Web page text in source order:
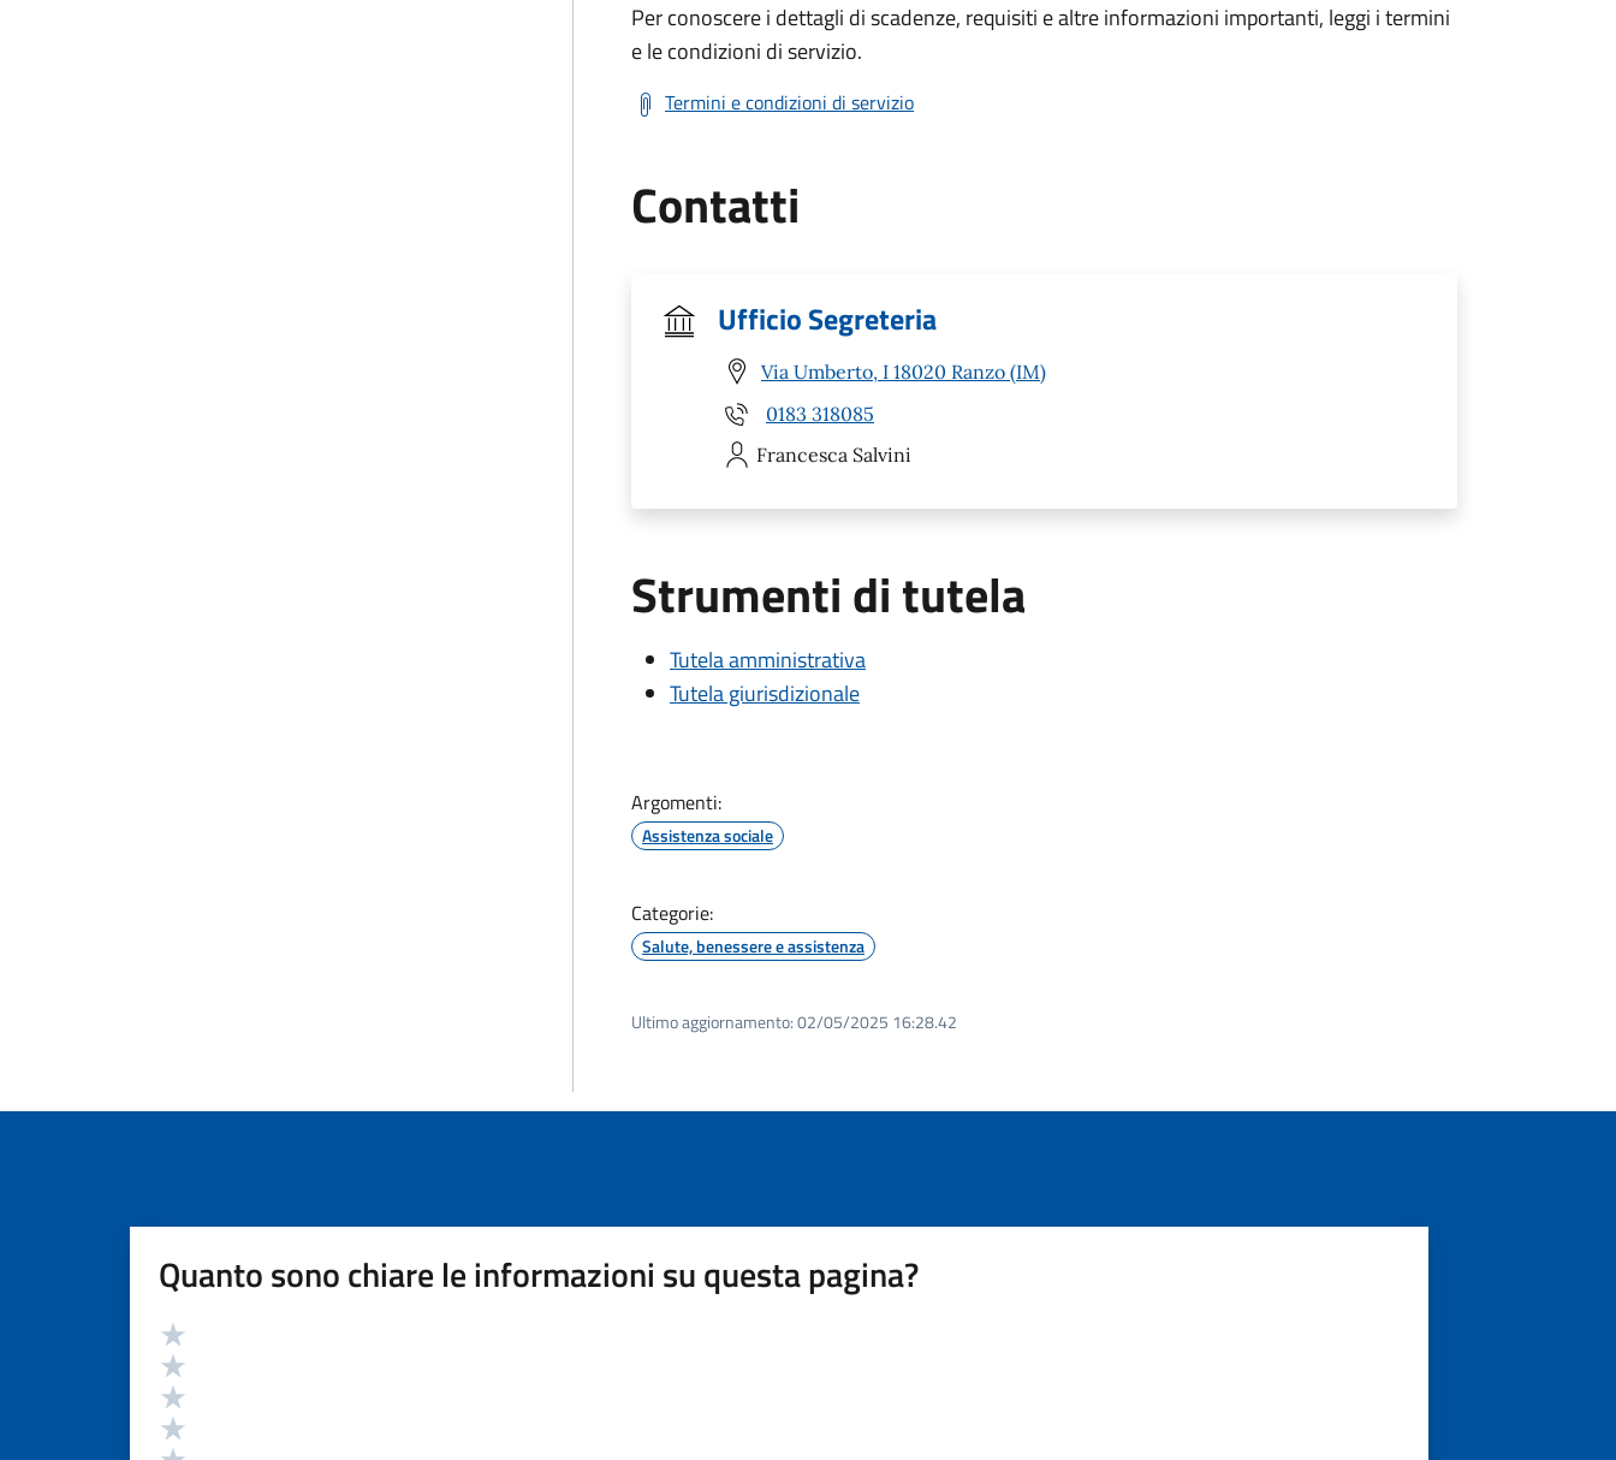
Per conoscere i dettagli di scadenze, requisiti e altre informazioni importanti, leggi i termini
e le condizioni di servizio.
Termini e condizioni di servizio
Contatti
Ufficio Segreteria
Via Umberto, I 18020 Ranzo (IM)
0183 318085
Francesca Salvini
Strumenti di tutela
Tutela amministrativa
Tutela giurisdizionale
Argomenti:
Assistenza sociale
Categorie:
Salute, benessere e assistenza
Ultimo aggiornamento:02/05/2025 16:28.42
Quanto sono chiare le informazioni su questa pagina?
Valutazione